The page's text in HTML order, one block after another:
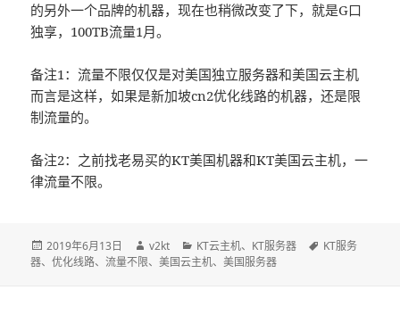
的另外一个品牌的机器，现在也稍微改变了下，就是G口
独享，100TB流量1月。
备注1：流量不限仅仅是对美国独立服务器和美国云主机
而言是这样，如果是新加坡cn2优化线路的机器，还是限
制流量的。
备注2：之前找老易买的KT美国机器和KT美国云主机，一
律流量不限。
发
布
2019年6月13日
作
者
v2kt
分
类
KT云主机、 KT服务器
标
KT服务
器、优化线路、流量不限、美国云主机、美国服务器